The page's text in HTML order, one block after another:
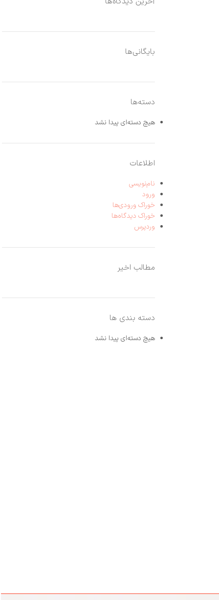
بایگانی‌ها
دسته‌ها
هیچ دسته‌ای پیدا نشد
اطلاعات
نام‌نویسی
ورود
خوراک ورودی‌ها
خوراک دیدگاه‌ها
وردپرس
مطالب اخیر
دسته بندی ها
هیچ دسته‌ای پیدا نشد